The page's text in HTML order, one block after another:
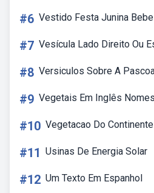
#6 Vestido Festa Junina
#7 Vesícula Lado Direito Ou
#8 Versiculos Sobre A
#9 Vegetais Em Inglês Nomes
#10 Vegetacao Do
#11 Usinas De Energia Solar
#12 Um Texto Em Espanhol